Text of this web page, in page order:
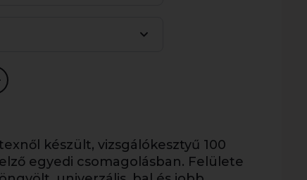
készült, vizsgálókesztyű 100
egyedi csomagolásban. Felülete